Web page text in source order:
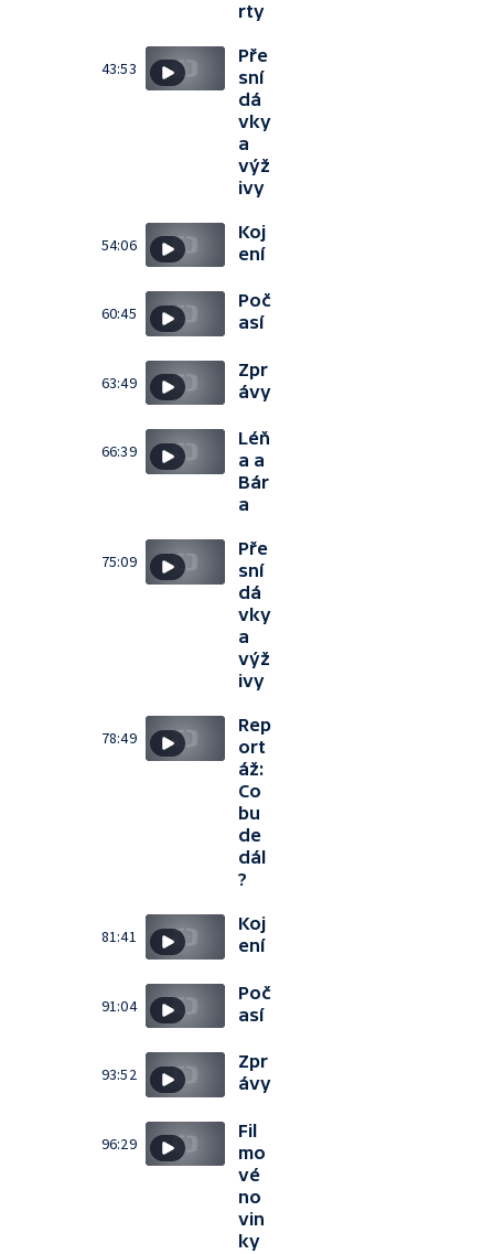
rty
43:53
Pře
sní
dá
vky
a
výž
ivy
54:06
Koj
ení
60:45
Poč
así
63:49
Zpr
ávy
66:39
Léň
a a
Bár
a
75:09
Pře
sní
dá
vky
a
výž
ivy
78:49
Rep
ort
áž:
Co
bu
de
dál
?
81:41
Koj
ení
91:04
Poč
así
93:52
Zpr
ávy
96:29
Fil
mo
vé
no
vin
ky